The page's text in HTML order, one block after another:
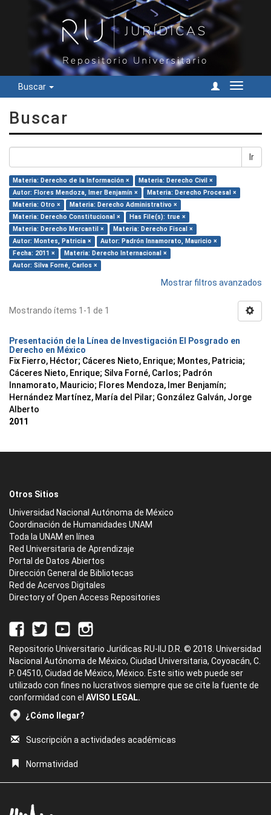
Buscar
Cambiar
Buscar
Ir
Materia: Derecho de la Información ×
Materia: Derecho Civil ×
Autor: Flores Mendoza, Imer Benjamín ×
Materia: Derecho Procesal ×
Materia: Otro ×
Materia: Derecho Administrativo ×
Materia: Derecho Constitucional ×
Has File(s): true ×
Materia: Derecho Mercantil ×
Materia: Derecho Fiscal ×
Autor: Montes, Patricia ×
Autor: Padrón Innamorato, Mauricio ×
Fecha: 2011 ×
Materia: Derecho Internacional ×
Autor: Silva Forné, Carlos ×
Mostrar filtros avanzados
Mostrando ítems 1-1 de 1
Presentación de la Línea de Investigación El Posgrado en
Derecho en México
Fix Fierro, Héctor; Cáceres Nieto, Enrique; Montes, Patricia;
Cáceres Nieto, Enrique; Silva Forné, Carlos; Padrón
Innamorato, Mauricio; Flores Mendoza, Imer Benjamín;
Hernández Martínez, María del Pilar; González Galván, Jorge
Alberto
2011
Otros Sitios
Universidad Nacional Autónoma de México
Coordinación de Humanidades UNAM
Toda la UNAM en línea
Red Universitaria de Aprendizaje
Portal de Datos Abiertos
Dirección General de Bibliotecas
Red de Acervos Digitales
Directory of Open Access Repositories
Repositorio Universitario Jurídicas RU-IIJ D.R. © 2018. Universidad
Nacional Autónoma de México, Ciudad Universitaria, Coyoacán, C.
P. 04510, Ciudad de México, México. Este sitio web puede ser
utilizado con fines no lucrativos siempre que se cite la fuente de
conformidad con el AVISO LEGAL.
¿Cómo llegar?
Suscripción a actividades académicas
Normatividad